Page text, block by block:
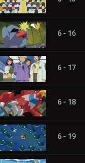
6 - 16
6 - 17
6 - 18
6 - 19